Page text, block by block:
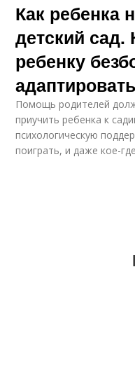
Как ребенка
детский сад.
ребенку
Помощь родителей
приучить ребенка к
психологическую
поиграть, и даже кое-